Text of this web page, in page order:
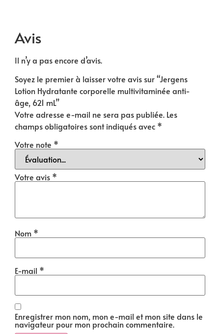
Avis
Il n’y a pas encore d’avis.
Soyez le premier à laisser votre avis sur “Jergens
Lotion Hydratante corporelle multivitaminée anti-
âge, 621 mL”
Votre adresse e-mail ne sera pas publiée. Les
champs obligatoires sont indiqués avec *
Votre note *
Votre avis *
Nom *
E-mail *
Enregistrer mon nom, mon e-mail et mon site dans le
navigateur pour mon prochain commentaire.